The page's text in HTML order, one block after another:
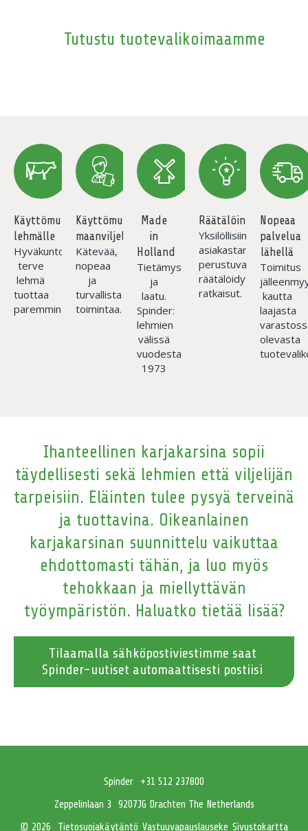
Tutustu tuotevalikoimaamme
Käyttömukavuutta
lehmälle
Hyväkuntoinen
terve
lehmä
tuottaa
paremmin.
Käyttömukavuutta
maanviljelijälle
Kätevää,
nopeaa
ja
turvallista
toimintaa.
Made
in
Holland
Tietämys
ja
laatu.
Spinder:
lehmien
välissä
vuodesta
1973
Räätälöinti
Yksilöllisiin
asiakastarpeisiin
perustuvat
räätälöidyt
ratkaisut.
Nopeaa
palvelua
lähellä
Toimitus
kautta
laajasta
olevasta
Ihanteellinen karjakarsina sopii
täydellisesti sekä lehmien että viljelijän
tarpeisiin. Eläinten tulee pysyä terveinä
ja tuottavina. Oikeanlainen
karjakarsinan suunnittelu vaikuttaa
ehdottomasti tähän, ja luo myös
tehokkaan ja miellyttävän
työympäristön. Haluatko tietää lisää?
Tilaamalla sähköpostiviestimme saat
Spinder-uutiset automaattisesti postiisi
Spinder
+31 512 237800
Zeppelinlaan 3
9207JG Drachten The Netherlands
© 2026
Tietosuojakäytäntö Vastuuvapauslauseke Sivustokartta